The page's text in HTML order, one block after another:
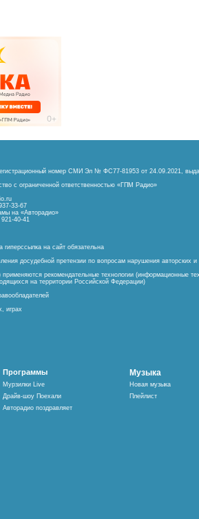
номер СМИ Эл № ФС77-81953 от 24.09.2021,
с ограниченной ответственностью «ГПМ Радио»
33-67
на «Авторадио»
40-41
гиперссылка на сайт обязательна
досудебной претензии по вопросам нарушения авторских
рекомендательные технологии (информационные
на территории Российской Федерации)
играх
Программы
Мурзилки Live
Драйв-шоу Поехали
Авторадио поздравляет
Музыка
Новая музыка
Плейлист